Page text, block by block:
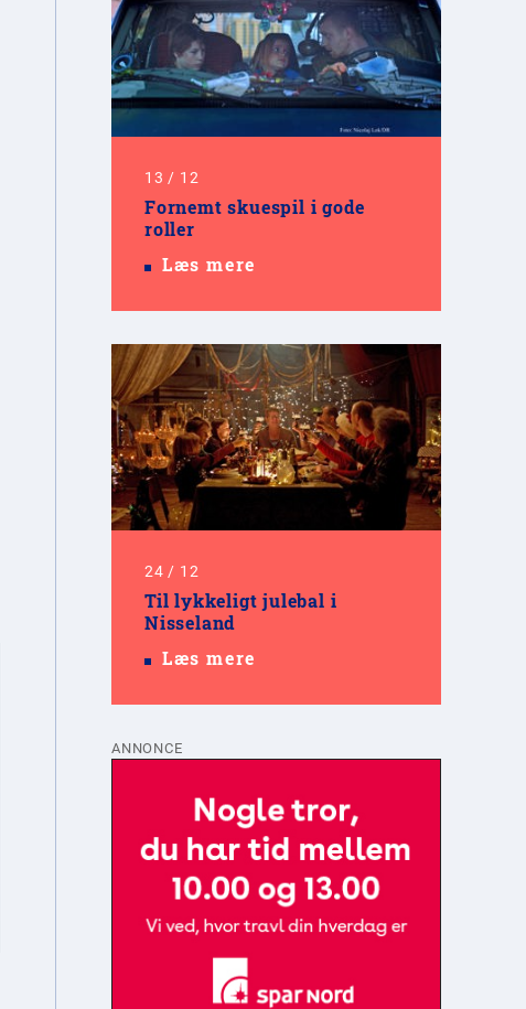
13 / 12
Fornemt skuespil i gode
roller
Læs mere
24 / 12
Til lykkeligt julebal i
Nisseland
Læs mere
ANNONCE